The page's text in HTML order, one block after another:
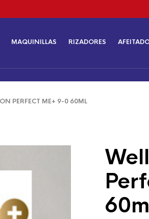
MAQUINILLAS RIZADORES
PERFECT ME+ 9-0 60ML